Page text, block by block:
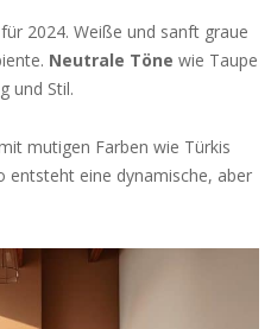
2024. Weiße und sanft graue
Neutrale Töne wie Taupe
und Stil.
mutigen Farben wie Türkis
entsteht eine dynamische, aber